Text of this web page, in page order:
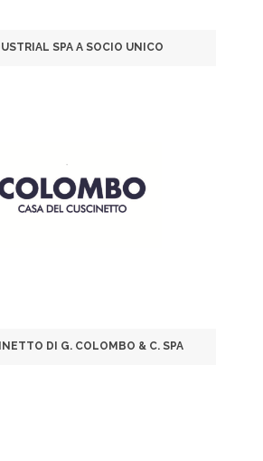
SPA A SOCIO UNICO
DI G. COLOMBO & C. SPA